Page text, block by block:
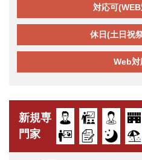
対応可
休日(土日祝
Web対
新規専
門家